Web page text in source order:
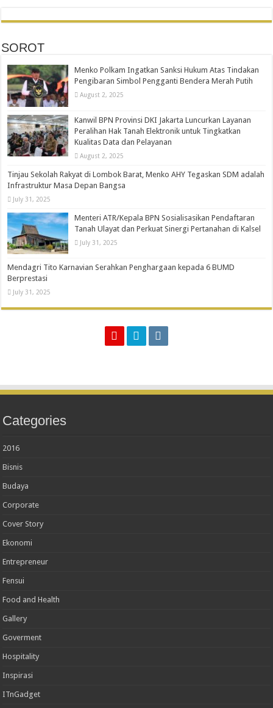
SOROT
Menko Polkam Ingatkan Sanksi Hukum Atas Tindakan
Pengibaran Simbol Pengganti Bendera Merah Putih
August 2, 2025
Kanwil BPN Provinsi DKI Jakarta Luncurkan Layanan
Peralihan Hak Tanah Elektronik untuk Tingkatkan
Kualitas Data dan Pelayanan
August 2, 2025
Tinjau Sekolah Rakyat di Lombok Barat, Menko AHY Tegaskan SDM adalah
Infrastruktur Masa Depan Bangsa
July 31, 2025
Menteri ATR/Kepala BPN Sosialisasikan Pendaftaran
Tanah Ulayat dan Perkuat Sinergi Pertanahan di Kalsel
July 31, 2025
Mendagri Tito Karnavian Serahkan Penghargaan kepada 6 BUMD
Berprestasi
July 31, 2025
Categories
2016
Bisnis
Budaya
Corporate
Cover Story
Ekonomi
Entrepreneur
Fensui
Food and Health
Gallery
Goverment
Hospitality
Inspirasi
ITnGadget